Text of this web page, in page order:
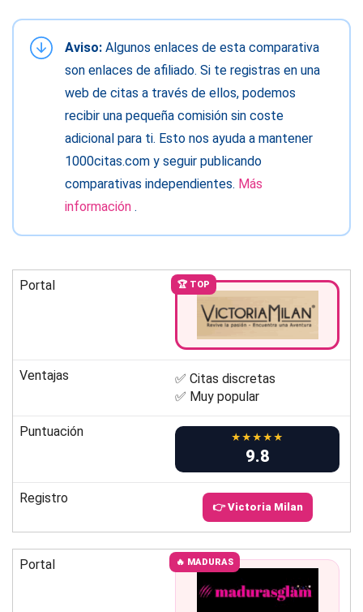
Aviso: Algunos enlaces de esta comparativa
son enlaces de afiliado. Si te registras en una
web de citas a través de ellos, podemos
recibir una pequeña comisión sin coste
adicional para ti. Esto nos ayuda a mantener
1000citas.com y seguir publicando
comparativas independientes. Más
información .
Portal 🏆 TOP
Ventajas
✅ Citas discretas
✅ Muy popular
Puntuación ★★★★★
9.8
Registro
👉 Victoria Milan
Portal 🔥 MADURAS